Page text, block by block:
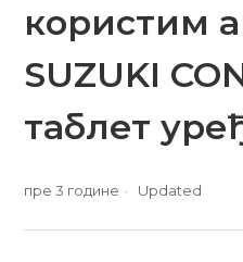
користим
SUZUKI
таблет
пре 3 године Updated